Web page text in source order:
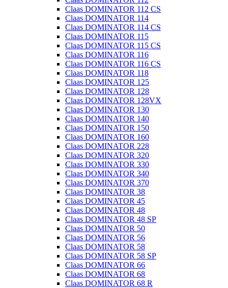
Claas DOMINATOR 112 CS
Claas DOMINATOR 114
Claas DOMINATOR 114 CS
Claas DOMINATOR 115
Claas DOMINATOR 115 CS
Claas DOMINATOR 116
Claas DOMINATOR 116 CS
Claas DOMINATOR 118
Claas DOMINATOR 125
Claas DOMINATOR 128
Claas DOMINATOR 128VX
Claas DOMINATOR 130
Claas DOMINATOR 140
Claas DOMINATOR 150
Claas DOMINATOR 160
Claas DOMINATOR 228
Claas DOMINATOR 320
Claas DOMINATOR 330
Claas DOMINATOR 340
Claas DOMINATOR 370
Claas DOMINATOR 38
Claas DOMINATOR 45
Claas DOMINATOR 48
Claas DOMINATOR 48 SP
Claas DOMINATOR 50
Claas DOMINATOR 56
Claas DOMINATOR 58
Claas DOMINATOR 58 SP
Claas DOMINATOR 66
Claas DOMINATOR 68
Claas DOMINATOR 68 R